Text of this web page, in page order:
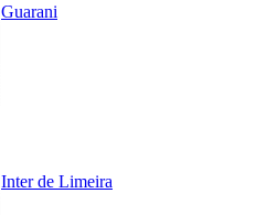
Guarani
Inter de Limeira